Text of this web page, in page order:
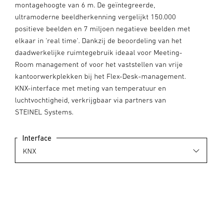
montagehoogte van 6 m. De geïntegreerde,
ultramoderne beeldherkenning vergelijkt 150.000
positieve beelden en 7 miljoen negatieve beelden met
elkaar in 'real time'. Dankzij de beoordeling van het
daadwerkelijke ruimtegebruik ideaal voor Meeting-
Room management of voor het vaststellen van vrije
kantoorwerkplekken bij het Flex-Desk-management.
KNX-interface met meting van temperatuur en
luchtvochtigheid, verkrijgbaar via partners van
STEINEL Systems.
Interface